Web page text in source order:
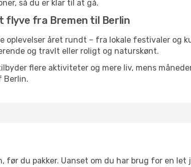
så du er klar til at gå.
flyve fra Bremen til Berlin
oplevelser året rundt – fra lokale festivaler
og travlt eller roligt og naturskønt.
flere aktiviteter og mere liv, mens
Berlin.
før du pakker. Uanset om du har brug for en